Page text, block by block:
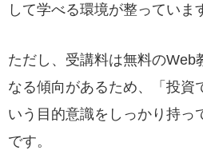
して学べる環境が整っていま
ただし、受講料は無料のWeb
なる傾向があるため、「投資
いう目的意識をしっかり持っ
です。